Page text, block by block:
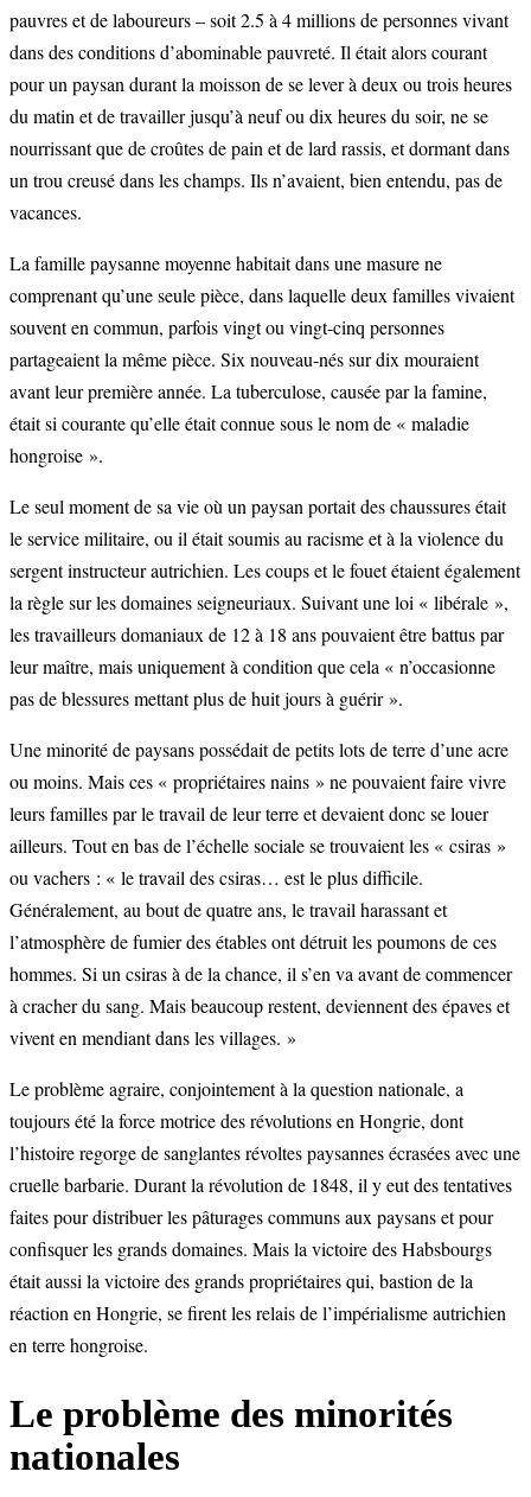
pauvres et de laboureurs – soit 2.5 à 4 millions de personnes vivant
dans des conditions d’abominable pauvreté. Il était alors courant
pour un paysan durant la moisson de se lever à deux ou trois heures
du matin et de travailler jusqu’à neuf ou dix heures du soir, ne se
nourrissant que de croûtes de pain et de lard rassis, et dormant dans
un trou creusé dans les champs. Ils n’avaient, bien entendu, pas de
vacances.
La famille paysanne moyenne habitait dans une masure ne
comprenant qu’une seule pièce, dans laquelle deux familles vivaient
souvent en commun, parfois vingt ou vingt-cinq personnes
partageaient la même pièce. Six nouveau-nés sur dix mouraient
avant leur première année. La tuberculose, causée par la famine,
était si courante qu’elle était connue sous le nom de « maladie
hongroise ».
Le seul moment de sa vie où un paysan portait des chaussures était
le service militaire, ou il était soumis au racisme et à la violence du
sergent instructeur autrichien. Les coups et le fouet étaient également
la règle sur les domaines seigneuriaux. Suivant une loi « libérale »,
les travailleurs domaniaux de 12 à 18 ans pouvaient être battus par
leur maître, mais uniquement à condition que cela « n’occasionne
pas de blessures mettant plus de huit jours à guérir ».
Une minorité de paysans possédait de petits lots de terre d’une acre
ou moins. Mais ces « propriétaires nains » ne pouvaient faire vivre
leurs familles par le travail de leur terre et devaient donc se louer
ailleurs. Tout en bas de l’échelle sociale se trouvaient les « csiras »
ou vachers : « le travail des csiras… est le plus difficile.
Généralement, au bout de quatre ans, le travail harassant et
l’atmosphère de fumier des étables ont détruit les poumons de ces
hommes. Si un csiras à de la chance, il s’en va avant de commencer
à cracher du sang. Mais beaucoup restent, deviennent des épaves et
vivent en mendiant dans les villages. »
Le problème agraire, conjointement à la question nationale, a
toujours été la force motrice des révolutions en Hongrie, dont
l’histoire regorge de sanglantes révoltes paysannes écrasées avec une
cruelle barbarie. Durant la révolution de 1848, il y eut des tentatives
faites pour distribuer les pâturages communs aux paysans et pour
confisquer les grands domaines. Mais la victoire des Habsbourgs
était aussi la victoire des grands propriétaires qui, bastion de la
réaction en Hongrie, se firent les relais de l’impérialisme autrichien
en terre hongroise.
Le problème des minorités
nationales